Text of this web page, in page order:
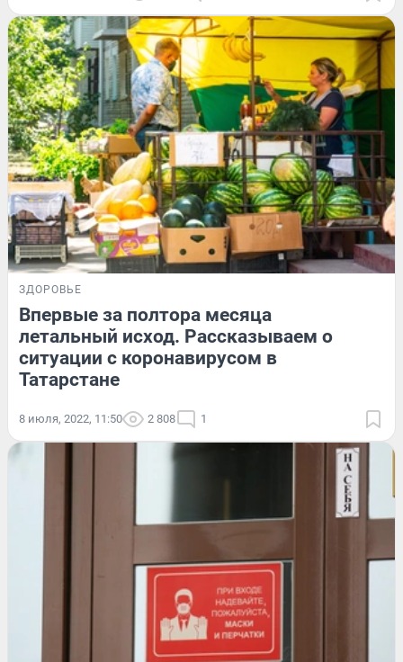
ЗДОРОВЬЕ
Впервые за полтора месяца
летальный исход. Рассказываем о
ситуации с коронавирусом в
Татарстане
8 июля, 2022, 11:50 2 808 1